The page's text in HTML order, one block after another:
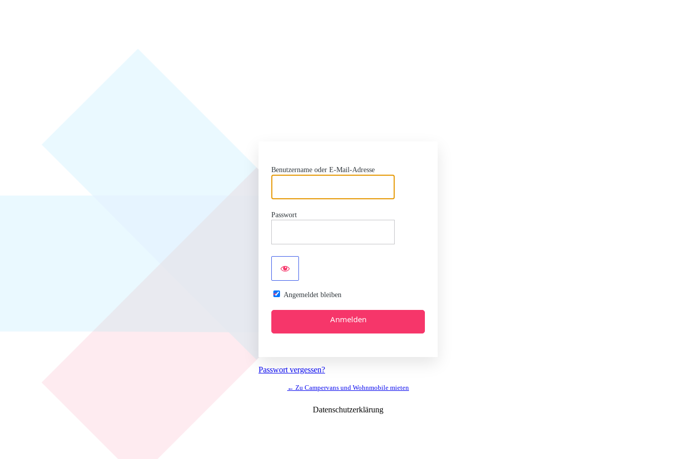
Benutzername oder E-Mail-Adresse
Passwort
Angemeldet bleiben
Passwort vergessen?
← Zu Campervans und Wohnmobile mieten
Datenschutzerklärung